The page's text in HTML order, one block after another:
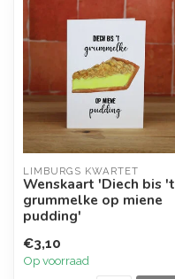
LIMBURGS KWARTET
Wenskaart 'Diech bis 't
grummelke op miene
pudding'
€3,10
Op voorraad